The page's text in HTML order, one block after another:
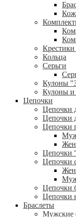
Кольца
Серьги
Кулоны
Кулоны и
Цепочки
Цепочки
Цепочки
Цепочки
Цепочки
Цепочки
Цепочки
Цепочки
Браслеты
Мужские